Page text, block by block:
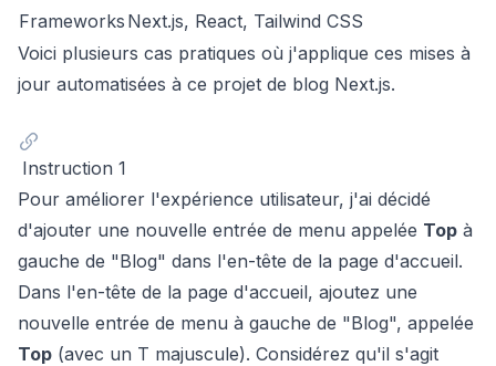
Frameworks Next.js, React, Tailwind CSS
Voici plusieurs cas pratiques où j'applique ces mises à
jour automatisées à ce projet de blog Next.js.
Instruction 1
Pour améliorer l'expérience utilisateur, j'ai décidé
d'ajouter une nouvelle entrée de menu appelée Top à
gauche de "Blog" dans l'en-tête de la page d'accueil.
Dans l'en-tête de la page d'accueil, ajoutez une
nouvelle entrée de menu à gauche de "Blog", appelée
Top (avec un T majuscule). Considérez qu'il s'agit